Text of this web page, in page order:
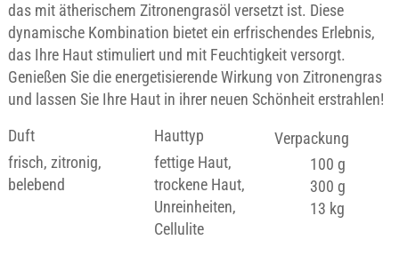
das mit ätherischem Zitronengrasöl versetzt ist. Diese
dynamische Kombination bietet ein erfrischendes Erlebnis,
das Ihre Haut stimuliert und mit Feuchtigkeit versorgt.
Genießen Sie die energetisierende Wirkung von Zitronengras
und lassen Sie Ihre Haut in ihrer neuen Schönheit erstrahlen!
Duft
frisch, zitronig,
belebend
Hauttyp
fettige Haut,
trockene Haut,
Unreinheiten,
Cellulite
Verpackung
100 g
300 g
13 kg